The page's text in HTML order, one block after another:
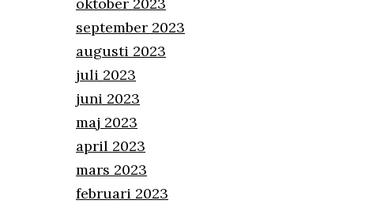
oktober 2023
september 2023
augusti 2023
juli 2023
juni 2023
maj 2023
april 2023
mars 2023
februari 2023